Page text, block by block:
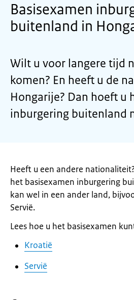
Basisexamen
buitenland in
Wilt u voor langere tijd
komen? En heeft u de
Hongarije? Dan hoeft u
inburgering buitenland
Heeft u een andere
het basisexamen inburgering
kan wel in een ander land,
Servië.
Lees hoe u het basisexamen
Kroatië
Servië